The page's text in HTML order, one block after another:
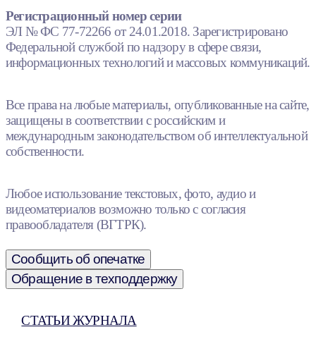
Регистрационный номер серии
ЭЛ № ФС 77-72266 от 24.01.2018. Зарегистрировано
Федеральной службой по надзору в сфере связи,
информационных технологий и массовых коммуникаций.
Все права на любые материалы, опубликованные на сайте,
защищены в соответствии с российским и
международным законодательством об интеллектуальной
собственности.
Любое использование текстовых, фото, аудио и
видеоматериалов возможно только с согласия
правообладателя (ВГТРК).
Сообщить об опечатке
Обращение в техподдержку
СТАТЬИ ЖУРНАЛА